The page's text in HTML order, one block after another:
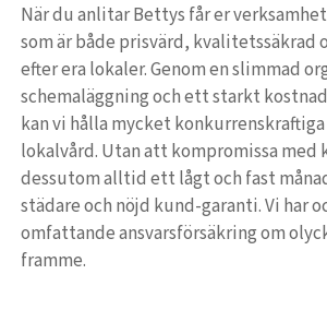
När du anlitar Bettys får er
som är både prisvärd, kvalitetssäkrad
efter era lokaler. Genom en slimmad
schemaläggning och ett starkt
kan vi hålla mycket
lokalvård. Utan att kompromissa med
dessutom alltid ett lågt och fast
städare och nöjd kund-garanti. Vi har
omfattande ansvarsförsäkring om
framme.